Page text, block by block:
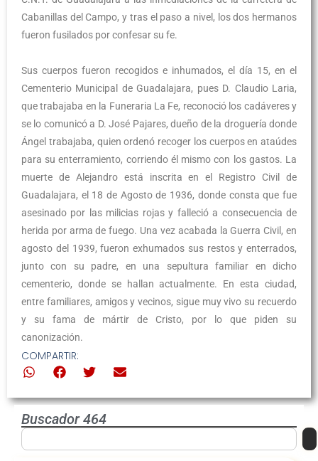
Cabanillas del Campo, y tras el paso a nivel, los dos hermanos
fueron fusilados por confesar su fe.
Sus cuerpos fueron recogidos e inhumados, el día 15, en el
Cementerio Municipal de Guadalajara, pues D. Claudio Laria,
que trabajaba en la Funeraria La Fe, reconoció los cadáveres y
se lo comunicó a D. José Pajares, dueño de la droguería donde
Ángel trabajaba, quien ordenó recoger los cuerpos en ataúdes
para su enterramiento, corriendo él mismo con los gastos. La
muerte de Alejandro está inscrita en el Registro Civil de
Guadalajara, el 18 de Agosto de 1936, donde consta que fue
asesinado por las milicias rojas y falleció a consecuencia de
herida por arma de fuego. Una vez acabada la Guerra Civil, en
agosto del 1939, fueron exhumados sus restos y enterrados,
junto con su padre, en una sepultura familiar en dicho
cementerio, donde se hallan actualmente. En esta ciudad,
entre familiares, amigos y vecinos, sigue muy vivo su recuerdo
y su fama de mártir de Cristo, por lo que piden su
canonización.
COMPARTIR:
Buscador 464